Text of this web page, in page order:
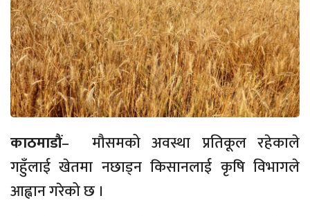
काठमाडौं– मौसमको अवस्था प्रतिकूल रहेकाले
गहुँलाई खेतमा नछाड्न किसानलाई कृषि विभागले
आह्वान गरेको छ ।